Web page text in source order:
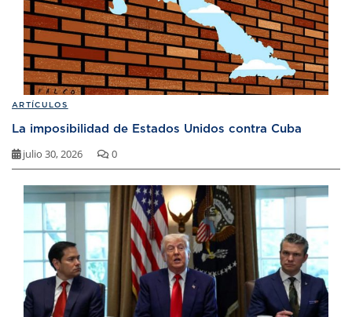
ARTÍCULOS
La imposibilidad de Estados Unidos contra Cuba
julio 30, 2026 0